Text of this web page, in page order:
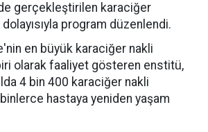
gerçekleştirilen karaciğer
dolayısıyla program düzenlendi.
en büyük karaciğer nakli
olarak faaliyet gösteren enstitü,
4 bin 400 karaciğer nakli
hastaya yeniden yaşam